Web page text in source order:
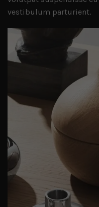
vestibulum parturient.